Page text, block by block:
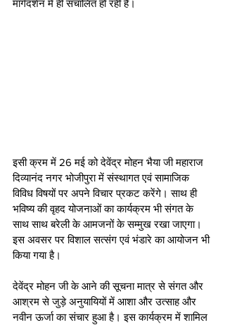
मार्गदर्शन में ही संचालित हो रही है।
इसी क्रम में 26 मई को देवेंद्र मोहन भैया जी महाराज
दिव्यानंद नगर भोजीपुरा में संस्थागत एवं सामाजिक
विविध विषयों पर अपने विचार प्रकट करेंगे। साथ ही
भविष्य की वृहद योजनाओं का कार्यक्रम भी संगत के
साथ साथ बरेली के आमजनों के सम्मुख रखा जाएगा।
इस अवसर पर विशाल सत्संग एवं भंडारे का आयोजन भी
किया गया है।
देवेंद्र मोहन जी के आने की सूचना मात्र से संगत और
आश्रम से जुड़े अनुयायियों में आशा और उत्साह और
नवीन ऊर्जा का संचार हुआ है। इस कार्यक्रम में शामिल